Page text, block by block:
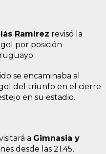
Ramírez revisó la
por posición
se encaminaba al
del triunfo en el cierre
en su estadio.
a Gimnasia y
desde las 21.45,